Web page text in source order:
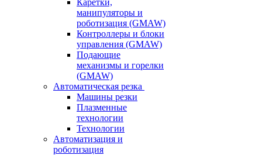
Каретки,
манипуляторы и
роботизация (GMAW)
Контроллеры и блоки
управления (GMAW)
Подающие
механизмы и горелки
(GMAW)
Автоматическая резка
Машины резки
Плазменные
технологии
Технологии
Автоматизация и
роботизация